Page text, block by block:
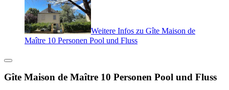
Weitere Infos zu Gîte Maison de
Maître 10 Personen Pool und Fluss
Gîte Maison de Maître 10 Personen Pool und Fluss